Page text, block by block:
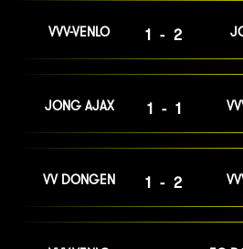
VVV-VENLO 1-2
JONG AJAX 1-1
VV DONGEN 1-2